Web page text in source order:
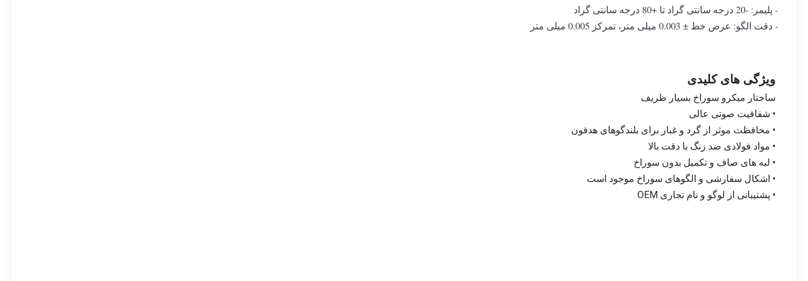
- پلیمر: -20 درجه سانتی گراد تا +80 درجه سانتی گراد
- دقت الگو: عرض خط ± 0.003 میلی متر، تمرکز 0.005 میلی متر
ویژگی های کلیدی
ساختار میکرو سوراخ بسیار ظریف
• شفافیت صوتی عالی
• محافظت موثر از گرد و غبار برای بلندگوهای هدفون
• مواد فولادی ضد زنگ با دقت بالا
• لبه های صاف و تکمیل بدون سوراخ
• اشکال سفارشی و الگوهای سوراخ موجود است
• پشتیبانی از لوگو و نام تجاری OEM